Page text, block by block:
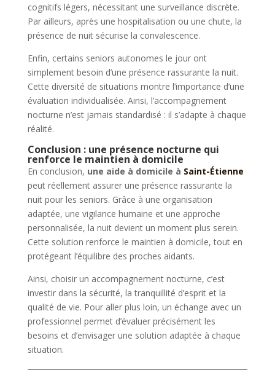
cognitifs légers, nécessitant une surveillance discrète.
Par ailleurs, après une hospitalisation ou une chute, la
présence de nuit sécurise la convalescence.
Enfin, certains seniors autonomes le jour ont
simplement besoin d’une présence rassurante la nuit.
Cette diversité de situations montre l’importance d’une
évaluation individualisée. Ainsi, l’accompagnement
nocturne n’est jamais standardisé : il s’adapte à chaque
réalité.
Conclusion : une présence nocturne qui
renforce le maintien à domicile
En conclusion, une aide à domicile à Saint-Étienne
peut réellement assurer une présence rassurante la
nuit pour les seniors. Grâce à une organisation
adaptée, une vigilance humaine et une approche
personnalisée, la nuit devient un moment plus serein.
Cette solution renforce le maintien à domicile, tout en
protégeant l’équilibre des proches aidants.
Ainsi, choisir un accompagnement nocturne, c’est
investir dans la sécurité, la tranquillité d’esprit et la
qualité de vie. Pour aller plus loin, un échange avec un
professionnel permet d’évaluer précisément les
besoins et d’envisager une solution adaptée à chaque
situation.